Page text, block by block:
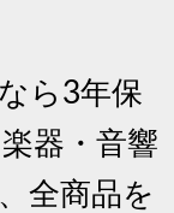
ら3年保
器・音響
全商品を